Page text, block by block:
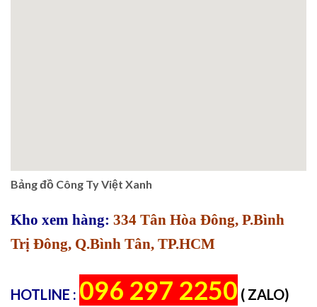
Bảng đồ Công Ty Việt Xanh
Kho xem hàng: 334 Tân Hòa Đông, P.Bình
Trị Đông, Q.Bình Tân, TP.HCM
HOTLINE : 096 297 2250 ( ZALO)